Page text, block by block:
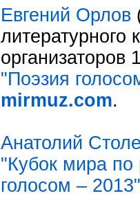
Евгений Орлов
литературного
организаторов
"Поэзия
mirmuz.com.
Анатолий
"Кубок мира по
голосом – 2013"